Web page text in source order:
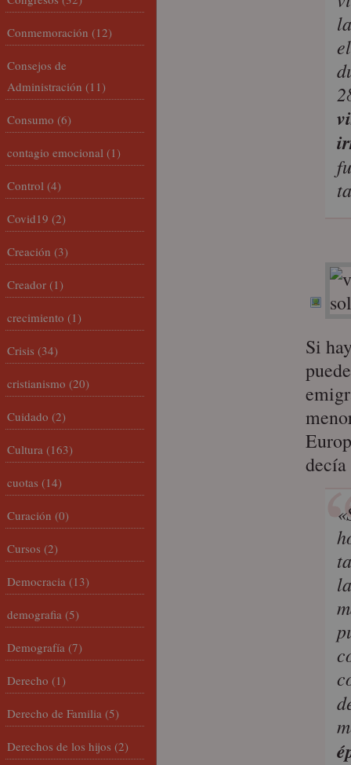
Si
decía
Conmemoración (12)
Consejos de
Administración (11)
Consumo (6)
contagio emocional (1)
Control (4)
Covid19 (2)
Creación (3)
Creador (1)
crecimiento (1)
Crisis (34)
cristianismo (20)
Cuidado (2)
Cultura (163)
cuotas (14)
Curación (0)
Cursos (2)
Democracia (13)
demografia (5)
Demografía (7)
Derecho (1)
Derecho de Familia (5)
Derechos de los hijos (2)